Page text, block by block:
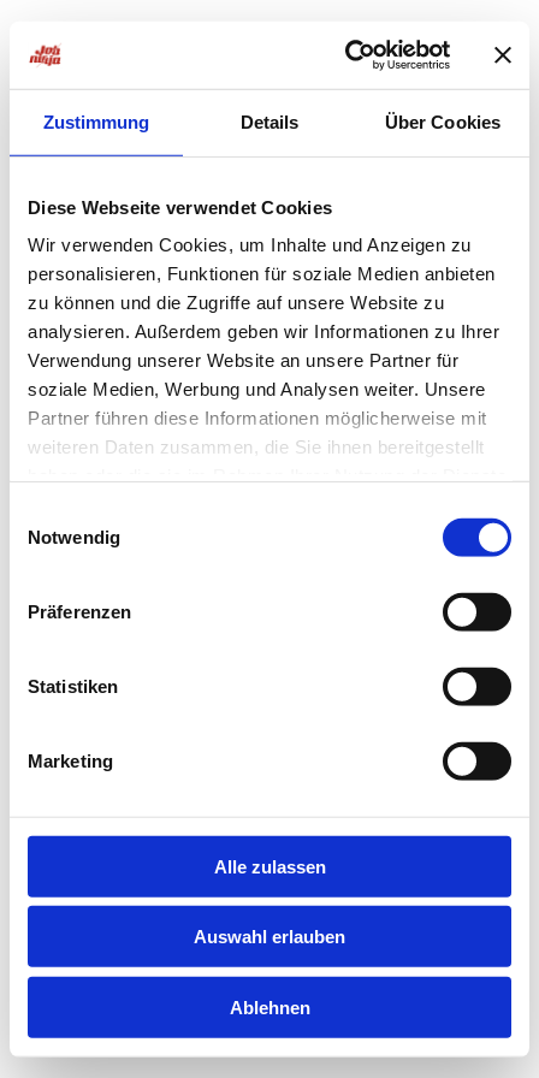
Zustimmung Details Über Cookies
Diese Webseite verwendet Cookies
Wir verwenden Cookies, um Inhalte und Anzeigen zu
personalisieren, Funktionen für soziale Medien anbieten
zu können und die Zugriffe auf unsere Website zu
analysieren. Außerdem geben wir Informationen zu Ihrer
Verwendung unserer Website an unsere Partner für
soziale Medien, Werbung und Analysen weiter. Unsere
Partner führen diese Informationen möglicherweise mit
weiteren Daten zusammen, die Sie ihnen bereitgestellt
Notwendig
Präferenzen
Statistiken
Marketing
Alle zulassen
Auswahl erlauben
Ablehnen
loadingjobninja.com
for more